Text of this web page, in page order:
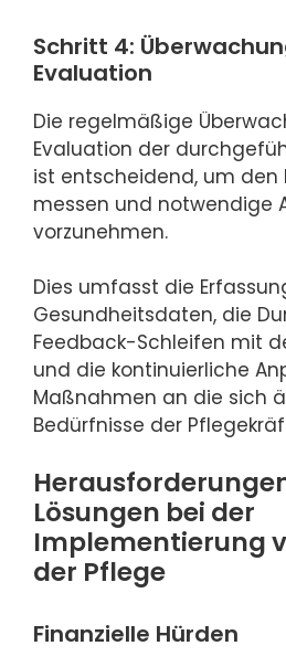
Schritt 4:
Evaluation
Die regelmäßige
Evaluation der
ist entscheidend, um den
messen und notwendige
vorzunehmen.
Dies umfasst die
Gesundheitsdaten, die
Feedback-Schleifen mit
und die kontinuierliche
Maßnahmen an die sich
Bedürfnisse der
Lösungen bei der
Implementierung
der Pflege
Finanzielle Hürden